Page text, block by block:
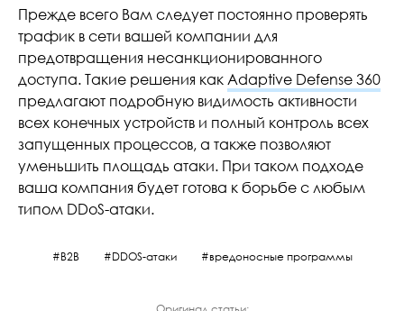
Прежде всего Вам следует постоянно проверять
трафик в сети вашей компании для
предотвращения несанкционированного
доступа. Такие решения как Adaptive Defense 360
предлагают подробную видимость активности
всех конечных устройств и полный контроль всех
запущенных процессов, а также позволяют
уменьшить площадь атаки. При таком подходе
ваша компания будет готова к борьбе с любым
типом DDoS-атаки.
B2B DDOS-атаки вредоносные программы